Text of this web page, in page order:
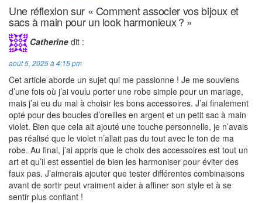
Une réflexion sur « Comment associer vos bijoux et
sacs à main pour un look harmonieux ? »
Catherine dit :
août 5, 2025 à 4:15 pm
Cet article aborde un sujet qui me passionne ! Je me souviens
d’une fois où j’ai voulu porter une robe simple pour un mariage,
mais j’ai eu du mal à choisir les bons accessoires. J’ai finalement
opté pour des boucles d’oreilles en argent et un petit sac à main
violet. Bien que cela ait ajouté une touche personnelle, je n’avais
pas réalisé que le violet n’allait pas du tout avec le ton de ma
robe. Au final, j’ai appris que le choix des accessoires est tout un
art et qu’il est essentiel de bien les harmoniser pour éviter des
faux pas. J’aimerais ajouter que tester différentes combinaisons
avant de sortir peut vraiment aider à affiner son style et à se
sentir plus confiant !